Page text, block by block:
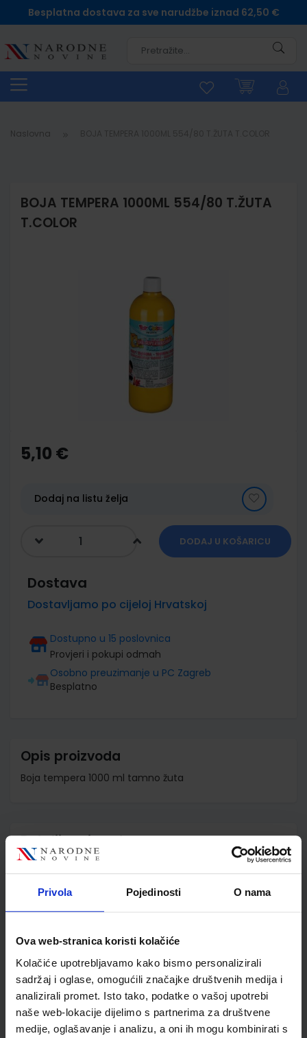
Privola Pojedinosti O nama
Ova web-stranica koristi kolačiće
Kolačiće upotrebljavamo kako bismo personalizirali
sadržaj i oglase, omogućili značajke društvenih medija i
analizirali promet. Isto tako, podatke o vašoj upotrebi
naše web-lokacije dijelimo s partnerima za društvene
medije, oglašavanje i analizu, a oni ih mogu kombinirati s
Besplatna dostava za sve narudžbe iznad 62,50 €
Naslovna
BOJA TEMPERA 1000ML 554/80 T.ŽUTA
T.COLOR
the
beginning
gallery
5,10 €
Dodaj na listu želja
DODAJ U KOŠARICU
Dostava
Dostavljamo po cijeloj Hrvatskoj
Dostupno u 15 poslovnica
Provjeri i pokupi odmah
Osobno preuzimanje u PC Zagreb
Besplatno
Opis proizvoda
Boja tempera 1000 ml tamno žuta
Detalji proizvoda
Šifra proizvoda